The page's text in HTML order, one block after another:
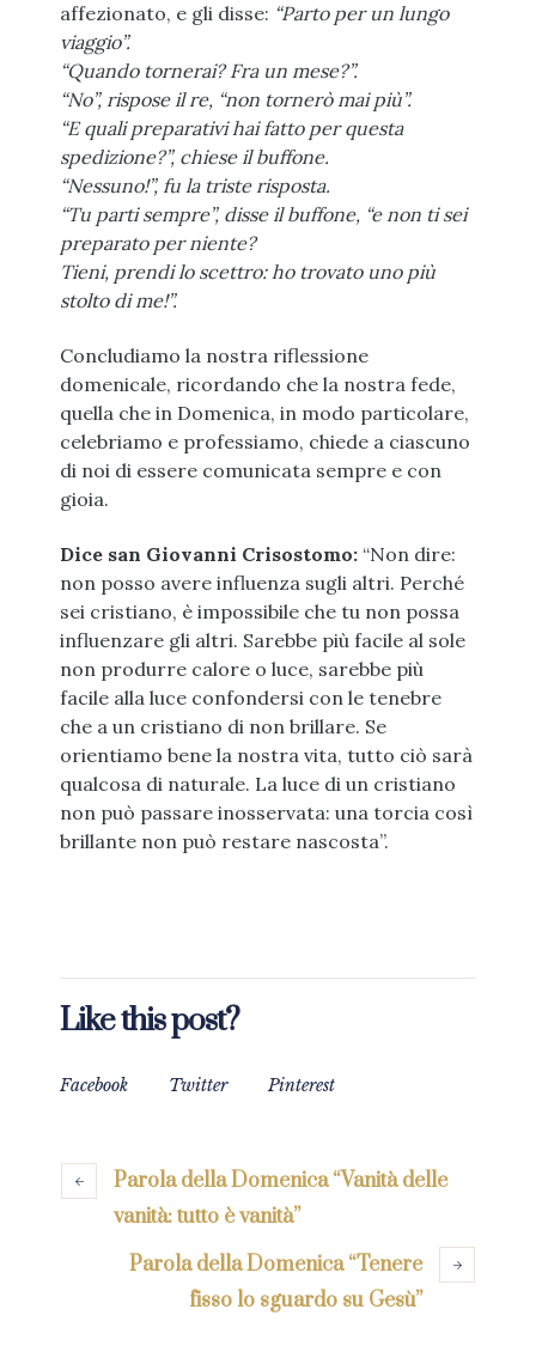
affezionato, e gli disse: “Parto per un lungo
viaggio”.
“Quando tornerai? Fra un mese?”.
“No”, rispose il re, “non tornerò mai più”.
“E quali preparativi hai fatto per questa
spedizione?”, chiese il buffone.
“Nessuno!”, fu la triste risposta.
“Tu parti sempre”, disse il buffone, “e non ti sei
preparato per niente?
Tieni, prendi lo scettro: ho trovato uno più
stolto di me!”.
Concludiamo la nostra riflessione
domenicale, ricordando che la nostra fede,
quella che in Domenica, in modo particolare,
celebriamo e professiamo, chiede a ciascuno
di noi di essere comunicata sempre e con
gioia.
Dice san Giovanni Crisostomo:“Non dire:
non posso avere influenza sugli altri. Perché
sei cristiano, è impossibile che tu non possa
influenzare gli altri. Sarebbe più facile al sole
non produrre calore o luce, sarebbe più
facile alla luce confondersi con le tenebre
che a un cristiano di non brillare. Se
orientiamo bene la nostra vita, tutto ciò sarà
qualcosa di naturale. La luce di un cristiano
non può passare inosservata: una torcia così
brillante non può restare nascosta”.
Like this post?
Facebook Twitter Pinterest
Parola della Domenica “Vanità delle
vanità: tutto è vanità”
Parola della Domenica “Tenere
fisso lo sguardo su Gesù”